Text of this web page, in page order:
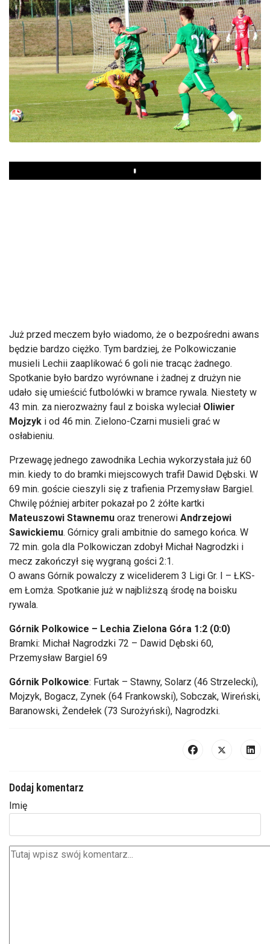
Play
Już przed meczem było wiadomo, że o bezpośredni awans
będzie bardzo ciężko. Tym bardziej, że Polkowiczanie
musieli Lechii zaaplikować 6 goli nie tracąc żadnego.
Spotkanie było bardzo wyrównane i żadnej z drużyn nie
udało się umieścić futbolówki w bramce rywala. Niestety w
43 min. za nierozważny faul z boiska wyleciał Oliwier
Mojzyk i od 46 min. Zielono-Czarni musieli grać w
osłabieniu.
Przewagę jednego zawodnika Lechia wykorzystała już 60
min. kiedy to do bramki miejscowych trafił Dawid Dębski. W
69 min. goście cieszyli się z trafienia Przemysław Bargiel.
Chwilę później arbiter pokazał po 2 żółte kartki
Mateuszowi Stawnemu oraz trenerowi Andrzejowi
Sawickiemu. Górnicy grali ambitnie do samego końca. W
72 min. gola dla Polkowiczan zdobył Michał Nagrodzki i
mecz zakończył się wygraną gości 2:1.
O awans Górnik powalczy z wiceliderem 3 Ligi Gr. I – ŁKS-
em Łomża. Spotkanie już w najbliższą środę na boisku
rywala.
Górnik Polkowice – Lechia Zielona Góra 1:2 (0:0)
Bramki: Michał Nagrodzki 72 – Dawid Dębski 60,
Przemysław Bargiel 69
Górnik Polkowice: Furtak – Stawny, Solarz (46 Strzelecki),
Mojzyk, Bogacz, Zynek (64 Frankowski), Sobczak, Wireński,
Baranowski, Żendełek (73 Surożyński), Nagrodzki.
Dodaj komentarz
Imię